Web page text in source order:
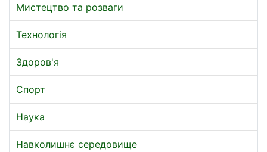
Мистецтво та розваги
Технологія
Здоров'я
Спорт
Наука
Навколишнє середовище